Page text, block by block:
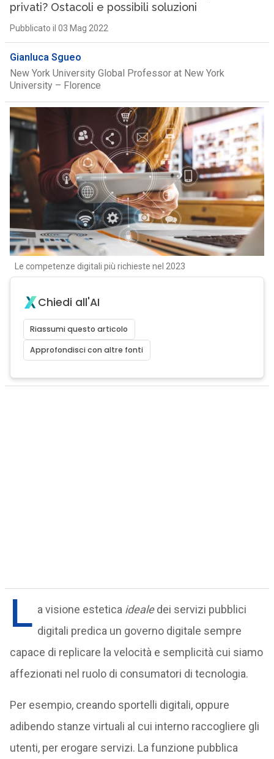
privati? Ostacoli e possibili soluzioni
Pubblicato il 03 Mag 2022
Gianluca Sgueo
New York University Global Professor at New York
University – Florence
Le competenze digitali più richieste nel 2023
Chiedi all'AI
Riassumi questo articolo
Approfondisci con altre fonti
L a visione estetica idealedei servizi pubblici
digitali predica un governo digitale sempre
capace di replicare la velocità e semplicità cui siamo
affezionati nel ruolo di consumatori di tecnologia.
Per esempio, creando sportelli digitali, oppure
adibendo stanze virtuali al cui interno raccogliere gli
utenti, per erogare servizi. La funzione pubblica